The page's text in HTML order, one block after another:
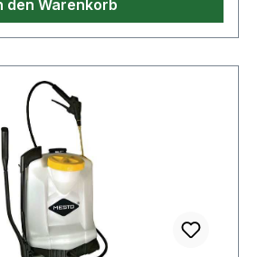
den Warenkorb